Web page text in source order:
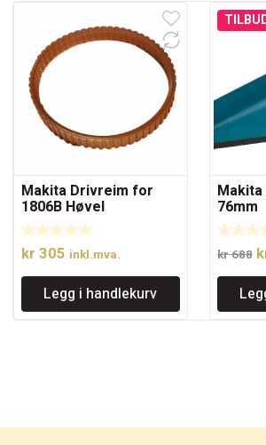
Makita Drivreim for
1806B Høvel
kr 305 inkl.mva.
Legg i handlekurv
76mm
kr688